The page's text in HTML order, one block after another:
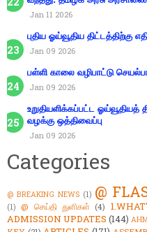
Jan 11 2026
புதிய ஓய்வூதிய
Jan 09 2026
பள்ளி காலை வழிபாட்டு
Jan 09 2026
உறுதியளிக்கப்பட்ட
வழக்கு ஒத்திவைப்பு
Jan 09 2026
Categories
@ BREAKING NEWS (1) @
(1) @ செய்தி துளிகள் (4)
ADMISSION UPDATES (144)